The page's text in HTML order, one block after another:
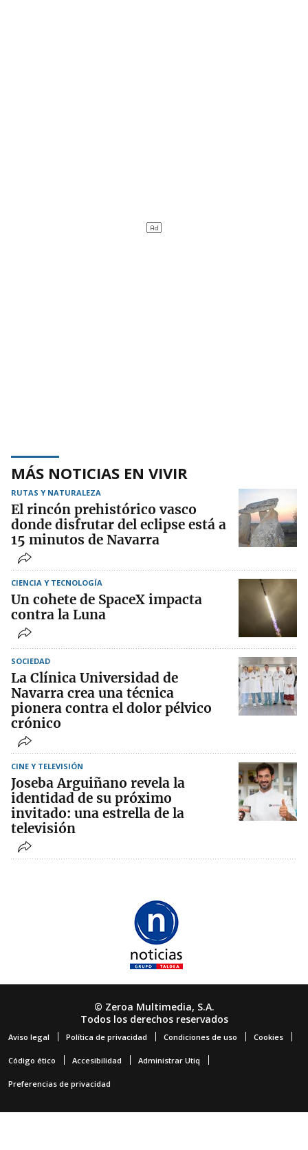
MÁS NOTICIAS EN VIVIR
RUTAS Y NATURALEZA
El rincón prehistórico vasco
donde disfrutar del eclipse está a
15 minutos de Navarra
CIENCIA Y TECNOLOGÍA
Un cohete de SpaceX impacta
contra la Luna
SOCIEDAD
La Clínica Universidad de
Navarra crea una técnica
pionera contra el dolor pélvico
crónico
CINE Y TELEVISIÓN
Joseba Arguiñano revela la
identidad de su próximo
invitado: una estrella de la
televisión
© Zeroa Multimedia, S.A.
Todos los derechos reservados
Aviso legal Política de privacidad Condiciones de uso Cookies
Código ético Accesibilidad Administrar Utiq
Preferencias de privacidad